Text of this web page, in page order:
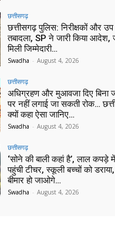
छत्तीसगढ़
छत्तीसगढ़ पुलिस: निरीक्षकों और उप
तबादला, SP ने जारी किया आदेश,
मिली जिम्मेदारी…
Swadha - August 4, 2026
छत्तीसगढ़
अधिग्रहण और मुआवजा दिए बिना
पर नहीं लगाई जा सकती रोक…
क्यों कहा ऐसा जानिए…
Swadha - August 4, 2026
छत्तीसगढ़
‘सोने की बाली कहां है’, लाल कपड़े
पहुंची टीचर, स्कूली बच्चों को डराया,
बीमार हो जाओगे…
Swadha - August 4, 2026